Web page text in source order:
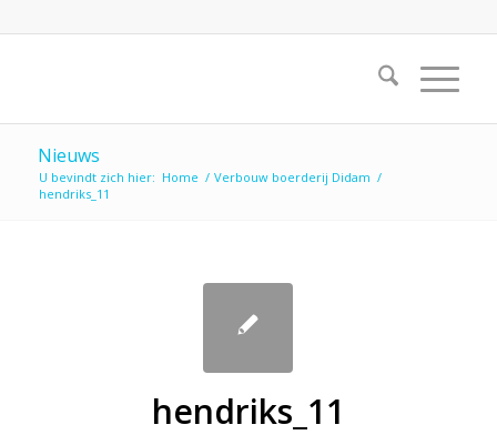
Nieuws
U bevindt zich hier: Home / Verbouw boerderij Didam /
hendriks_11
hendriks_11